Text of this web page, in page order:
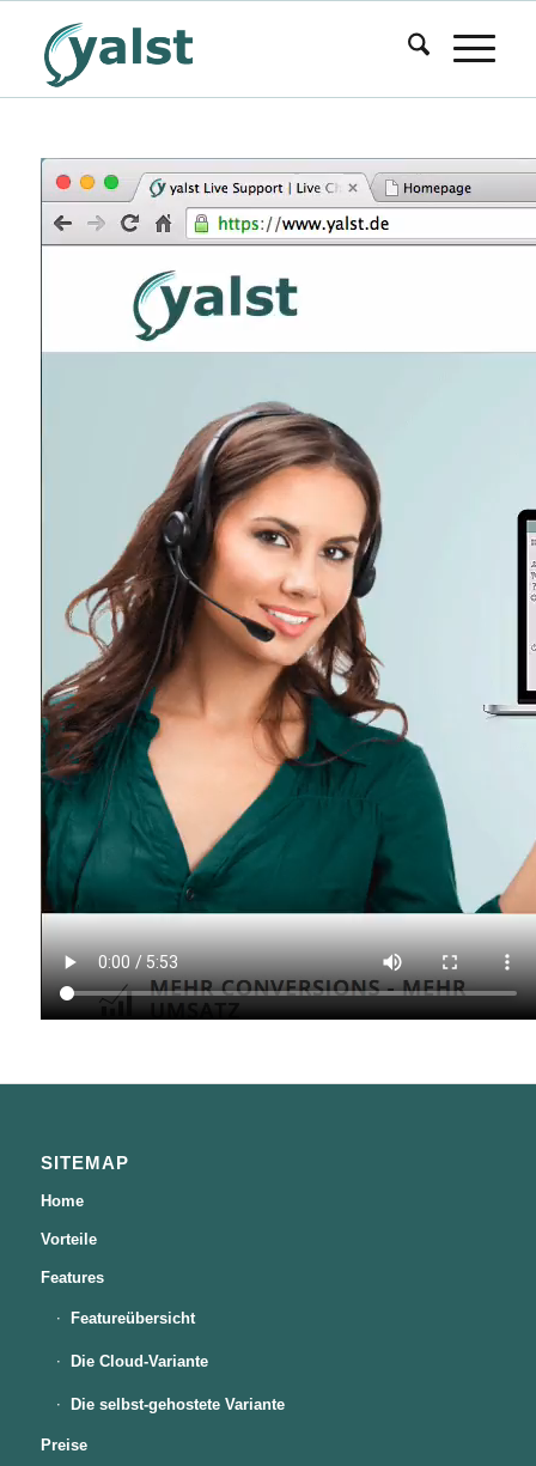
SITEMAP
Home
Vorteile
Features
Featureübersicht
Die Cloud-Variante
Die selbst-gehostete Variante
Preise